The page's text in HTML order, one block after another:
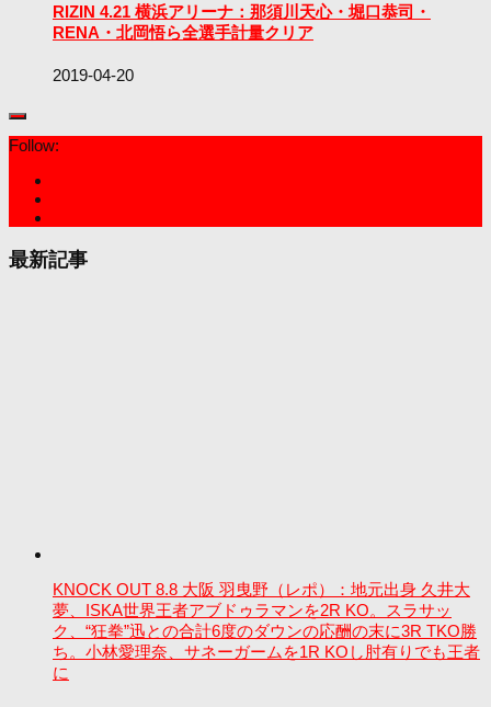
RIZIN 4.21 横浜アリーナ：那須川天心・堀口恭司・
RENA・北岡悟ら全選手計量クリア
2019-04-20
Follow:
最新記事
KNOCK OUT 8.8 大阪 羽曳野（レポ）：地元出身 久井大
夢、ISKA世界王者アブドゥラマンを2R KO。スラサッ
ク、“狂拳”迅との合計6度のダウンの応酬の末に3R TKO勝
ち。小林愛理奈、サネーガームを1R KOし肘有りでも王者
に